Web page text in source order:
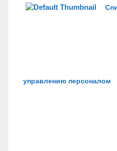
управлению персоналом